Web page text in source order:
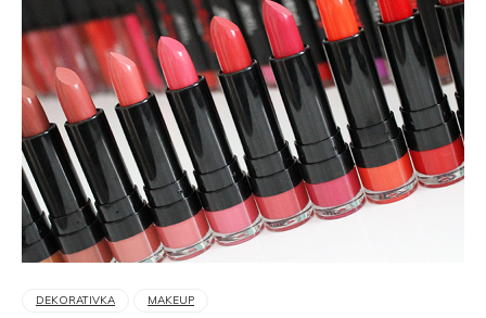
DEKORATIVKA MAKEUP